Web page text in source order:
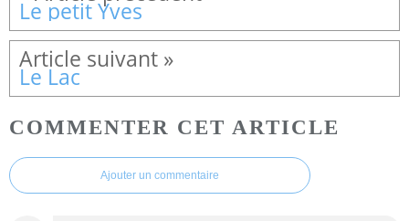
Le petit Yves
Le Lac
COMMENTER CET ARTICLE
Ajouter un commentaire